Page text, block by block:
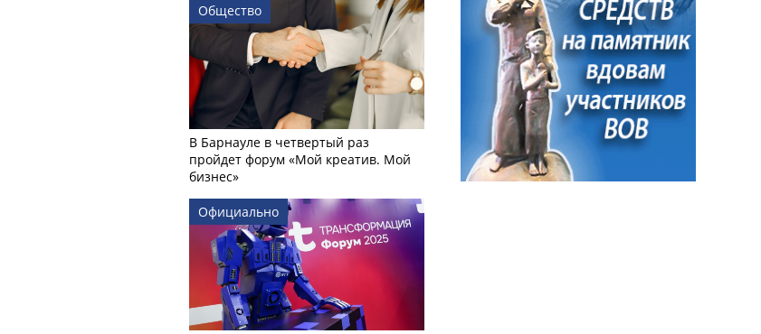
Общество
В Барнауле в четвертый раз
пройдет форум «Мой креатив. Мой
бизнес»
Официально